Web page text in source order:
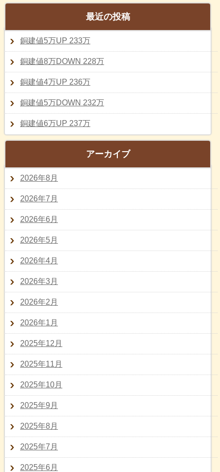
最近の投稿
銅建値5万UP 233万
銅建値8万DOWN 228万
銅建値4万UP 236万
銅建値5万DOWN 232万
銅建値6万UP 237万
アーカイブ
2026年8月
2026年7月
2026年6月
2026年5月
2026年4月
2026年3月
2026年2月
2026年1月
2025年12月
2025年11月
2025年10月
2025年9月
2025年8月
2025年7月
2025年6月